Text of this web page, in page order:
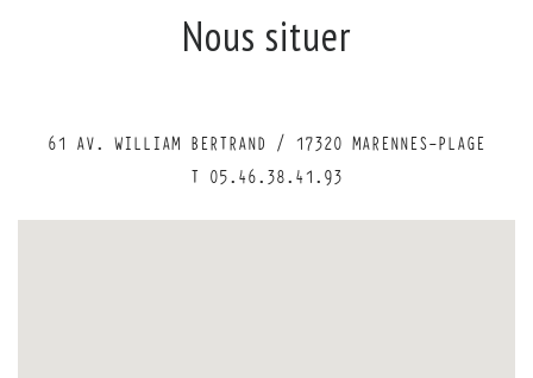
Nous situer
61 AV. WILLIAM BERTRAND / 17320 MARENNES-PLAGE
T 05.46.38.41.93